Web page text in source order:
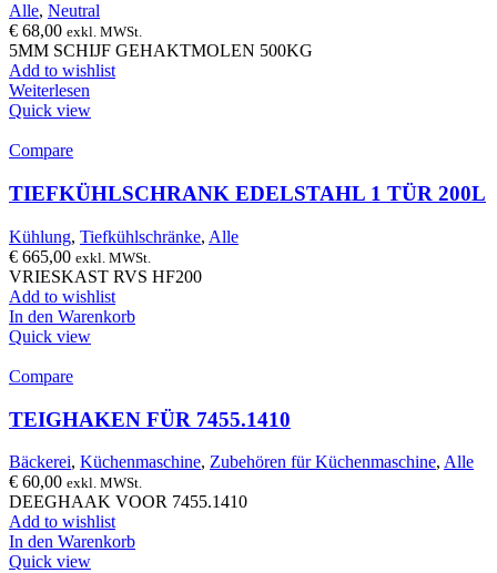
Alle, Neutral
€ 68,00 exkl. MWSt.
5MM SCHIJF GEHAKTMOLEN 500KG
Add to wishlist
Weiterlesen
Quick view
Compare
TIEFKÜHLSCHRANK EDELSTAHL 1 TÜR 200L
Kühlung, Tiefkühlschränke, Alle
€ 665,00 exkl. MWSt.
VRIESKAST RVS HF200
Add to wishlist
In den Warenkorb
Quick view
Compare
TEIGHAKEN FÜR 7455.1410
Bäckerei, Küchenmaschine, Zubehören für Küchenmaschine, Alle
€ 60,00 exkl. MWSt.
DEEGHAAK VOOR 7455.1410
Add to wishlist
In den Warenkorb
Quick view